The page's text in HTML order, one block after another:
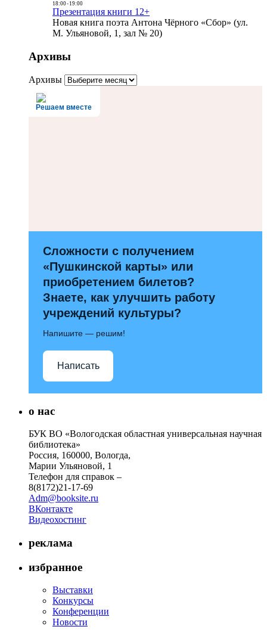
18:00- 19:00
Презентация книги 12+
Новая книга поэта Антона Чёрного «Сбор» (ул.
М. Ульяновой, 1, зал № 20)
Архивы
Архивы
Решаем вместе
Сложности с получением
«Пушкинской карты» или
приобретением билетов?
Знаете, как улучшить работу
учреждений культуры?
Напишите — решим!
Написать
о нас
БУК ВО «Вологодская областная универсальная научная
библиотека»
Россия, 160000, Вологда,
Марии Ульяновой, 1
Телефон для справок –
8(8172)21-17-69
Adm@booksite.ru
ВКонтакте
Видеохостинг
реклама
избранное
Выставки
Конкурсы
Конференции
Новости